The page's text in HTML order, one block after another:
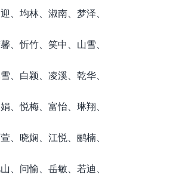
、均林、淑南、梦泽、
、忻竹、笑中、山雪、
、白颖、凌溪、乾华、
、悦梅、富怡、琳翔、
、晓娴、江悦、鹂楠、
、问愉、岳敏、若迪、